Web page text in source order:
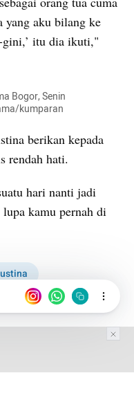
yang aku bilang ke
itu dia ikuti,"
Bogor, Senin
kumparan
berikan kepada
rendah hati.
hari nanti jadi
lupa kamu pernah di